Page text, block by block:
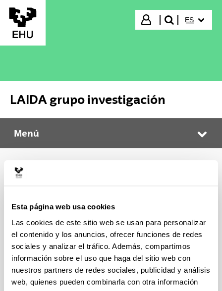
Esta página web usa cookies
Las cookies de este sitio web se usan para personalizar
el contenido y los anuncios, ofrecer funciones de redes
sociales y analizar el tráfico. Además, compartimos
información sobre el uso que haga del sitio web con
nuestros partners de redes sociales, publicidad y análisis
web, quienes pueden combinarla con otra información
Saltar al contenido principal
Iniciar sesión
buscar"
ES
LAIDA grupo investigación
LAIDA grupo investigación
Menú
2009Premio Lauaxeta/ Lauaxeta Saria
2008 Premio Rosalía de Castro/ Rosalía de
Castro Saria